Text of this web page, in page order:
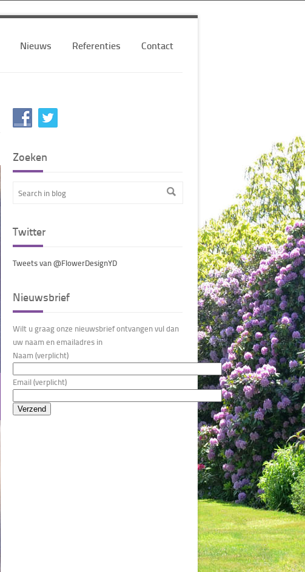
Nieuws Referenties Contact
Zoeken
Twitter
Tweets van @FlowerDesignYD
Nieuwsbrief
Wilt u graag onze nieuwsbrief ontvangen vul dan
uw naam en emailadres in
Naam (verplicht)
Email (verplicht)